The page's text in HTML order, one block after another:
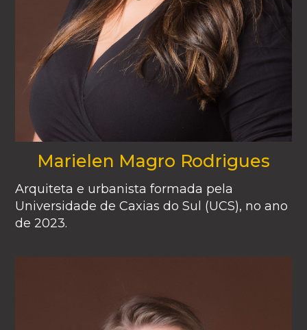
Marielen Magro Rodrigues
Arquiteta e urbanista formada pela
Universidade de Caxias do Sul (UCS), no ano
de 2023.